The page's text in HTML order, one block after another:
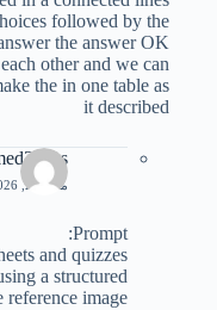
followed by the
the answer OK
other and we can
the in one table as
it described
مارس 2, 2026 | 2:24 ص
Prompt:
and quizzes
a structured
image.